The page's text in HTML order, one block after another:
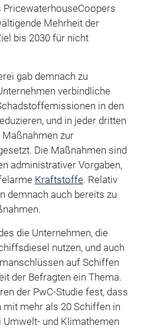
PricewaterhouseCoopers
Mehrheit der
bis 2030 für nicht
gab demnach zu
verbindliche
in den
und in jeder dritten
zur
Die Maßnahmen sind
administrativer Vorgaben,
Kraftstoffe. Relativ
demnach auch bereits zu
die Unternehmen, die
nutzen, und auch
auf Schiffen
der Befragten ein Thema.
der PwC-Studie fest, dass
mit mehr als 20 Schiffen in
Umwelt- und Klimathemen